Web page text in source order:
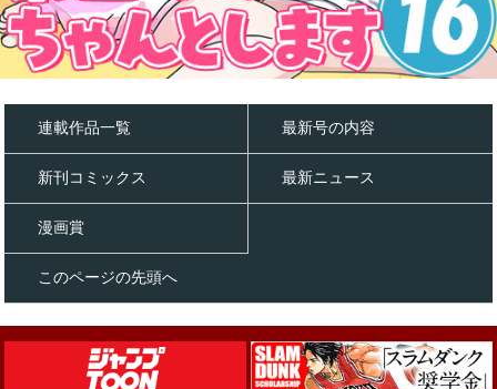
連載作品一覧 最新号の内容
新刊コミックス 最新ニュース
漫画賞
このページの先頭へ